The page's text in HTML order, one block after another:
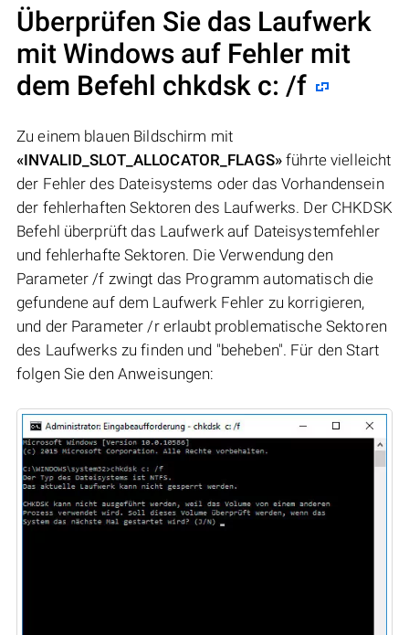
Überprüfen Sie das Laufwerk
mit Windows auf Fehler mit
dem Befehl chkdsk c: /f
Zu einem blauen Bildschirm mit
«INVALID_SLOT_ALLOCATOR_FLAGS» führte vielleicht
der Fehler des Dateisystems oder das Vorhandensein
der fehlerhaften Sektoren des Laufwerks. Der CHKDSK
Befehl überprüft das Laufwerk auf Dateisystemfehler
und fehlerhafte Sektoren. Die Verwendung den
Parameter /f zwingt das Programm automatisch die
gefundene auf dem Laufwerk Fehler zu korrigieren,
und der Parameter /r erlaubt problematische Sektoren
des Laufwerks zu finden und "beheben". Für den Start
folgen Sie den Anweisungen: